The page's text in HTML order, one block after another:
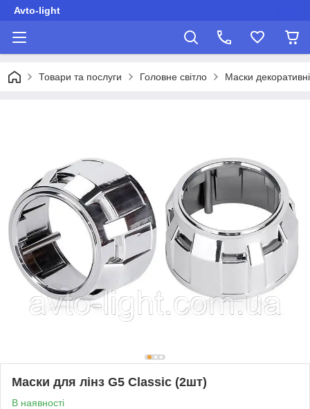
Avto-light
Товари та послуги Головне світло Маски
Маски для лінз G5 Classic (2шт)
В наявності